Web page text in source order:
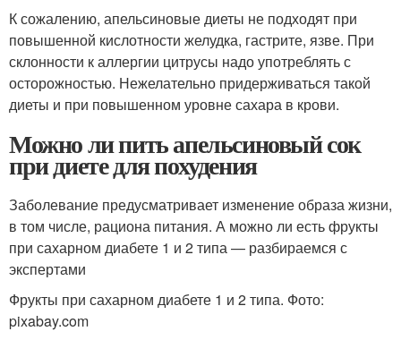
К сожалению, апельсиновые диеты не подходят при
повышенной кислотности желудка, гастрите, язве. При
склонности к аллергии цитрусы надо употреблять с
осторожностью. Нежелательно придерживаться такой
диеты и при повышенном уровне сахара в крови.
Можно ли пить апельсиновый сок
при диете для похудения
Заболевание предусматривает изменение образа жизни,
в том числе, рациона питания. А можно ли есть фрукты
при сахарном диабете 1 и 2 типа — разбираемся с
экспертами
Фрукты при сахарном диабете 1 и 2 типа. Фото:
pixabay.com